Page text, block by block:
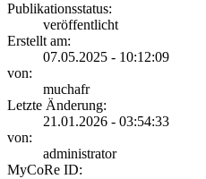
Publikationsstatus:
veröffentlicht
Erstellt am:
07.05.2025 - 10:12:09
von:
muchafr
Letzte Änderung:
21.01.2026 - 03:54:33
von:
administrator
MyCoRe ID: